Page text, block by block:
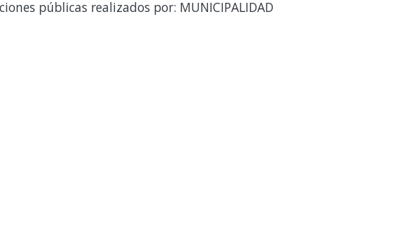
públicas realizados por: MUNICIPALIDAD